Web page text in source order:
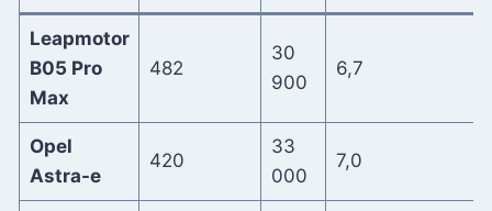
Leapmotor
B05 Pro
Max
482
30
900
6,7
Opel
Astra-e
420
33
000
7,0